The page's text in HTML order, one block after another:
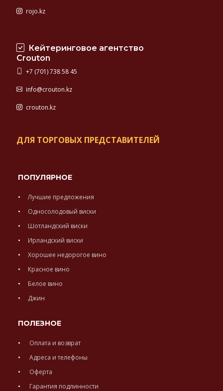
rojo.kz
Кейтеринговое агентство
Crouton
+7 (701) 738 58 45
info@crouton.kz
crouton.kz
ДЛЯ ТОРГОВЫХ ПРЕДСТАВИТЕЛЕЙ
ПОПУЛЯРНОЕ
Лучшие предложения
Односолодовый виски
Шотландский виски
Ирландский виски
Хорошее недорогое вино
Красное вино
Белое вино
Джин
ПОЛЕЗНОЕ
Оплата и возврат
Адреса и телефоны
Оферта
Гарантия подлинности